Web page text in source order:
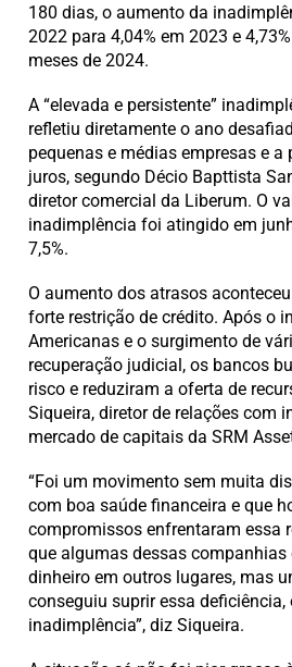
180 dias, o aumento da
2022 para 4,04% em 2023 e
meses de 2024.
A “elevada e persistente”
refletiu diretamente o ano
pequenas e médias empresas e a
juros, segundo Décio Bapttista
diretor comercial da Liberum. O
inadimplência foi atingido em
7,5%.
O aumento dos atrasos
forte restrição de crédito. Após o
Americanas e o surgimento de
recuperação judicial, os bancos
risco e reduziram a oferta de
Siqueira, diretor de relações com
mercado de capitais da SRM
“Foi um movimento sem muita
com boa saúde financeira e que
compromissos enfrentaram essa
que algumas dessas
dinheiro em outros lugares, mas
conseguiu suprir essa deficiência,
inadimplência”, diz Siqueira.